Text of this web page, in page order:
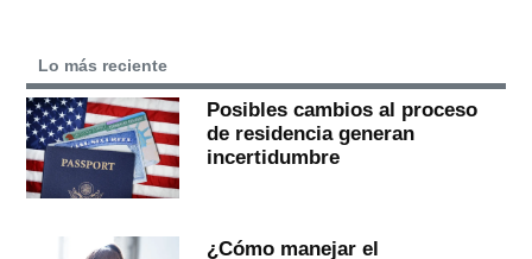
Lo más reciente
Posibles cambios al proceso
de residencia generan
incertidumbre
¿Cómo manejar el